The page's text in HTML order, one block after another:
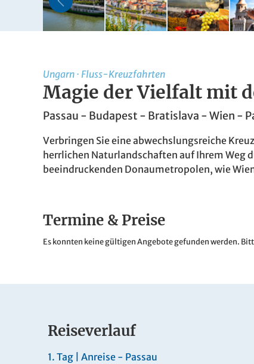
Ungarn · Fluss-Kreuzfahrten
Magie der Vielfalt mit
Passau - Budapest - Bratislava - Wien -
Verbringen Sie eine abwechslungsreiche
herrlichen Naturlandschaften auf Ihrem Weg
beeindruckenden Donaumetropolen, wie
Termine & Preise
Es konnten keine gültigen Angebote gefunden werden.
Reiseverlauf
1. Tag | Anreise - Passau